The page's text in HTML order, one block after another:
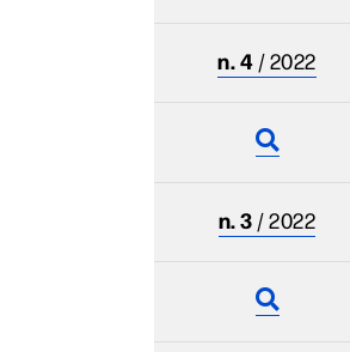
n. 4 / 2022
n. 3 / 2022